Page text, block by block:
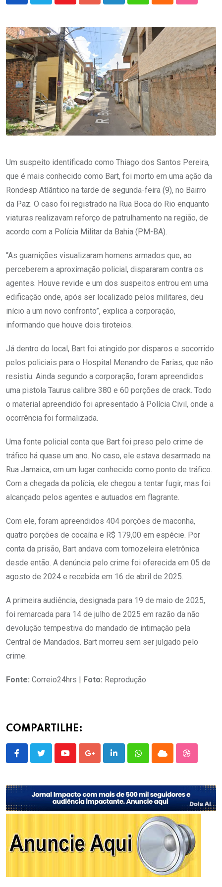
Um suspeito identificado como Thiago dos Santos Pereira,
que é mais conhecido como Bart, foi morto em uma ação da
Rondesp Atlântico na tarde de segunda-feira (9), no Bairro
da Paz. O caso foi registrado na Rua Boca do Rio enquanto
viaturas realizavam reforço de patrulhamento na região, de
acordo com a Polícia Militar da Bahia (PM-BA).
“As guarnições visualizaram homens armados que, ao
perceberem a aproximação policial, dispararam contra os
agentes. Houve revide e um dos suspeitos entrou em uma
edificação onde, após ser localizado pelos militares, deu
início a um novo confronto”, explica a corporação,
informando que houve dois tiroteios.
Já dentro do local, Bart foi atingido por disparos e socorrido
pelos policiais para o Hospital Menandro de Farias, que não
resistiu. Ainda segundo a corporação, foram apreendidos
uma pistola Taurus calibre 380 e 60 porções de crack. Todo
o material apreendido foi apresentado à Polícia Civil, onde a
ocorrência foi formalizada.
Uma fonte policial conta que Bart foi preso pelo crime de
tráfico há quase um ano. No caso, ele estava desarmado na
Rua Jamaica, em um lugar conhecido como ponto de tráfico.
Com a chegada da polícia, ele chegou a tentar fugir, mas foi
alcançado pelos agentes e autuados em flagrante.
Com ele, foram apreendidos 404 porções de maconha,
quatro porções de cocaína e R$ 179,00 em espécie. Por
conta da prisão, Bart andava com tornozeleira eletrônica
desde então. A denúncia pelo crime foi oferecida em 05 de
agosto de 2024 e recebida em 16 de abril de 2025.
A primeira audiência, designada para 19 de maio de 2025,
foi remarcada para 14 de julho de 2025 em razão da não
devolução tempestiva do mandado de intimação pela
Central de Mandados. Bart morreu sem ser julgado pelo
crime.
Fonte: Correio24hrs | Foto: Reprodução
COMPARTILHE:
YoutubeGoogle+LinkedInWhatsappCloud